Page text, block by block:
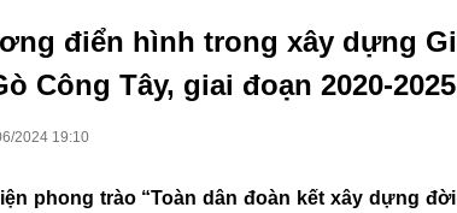
điển hình trong xây dựng
Công Tây, giai đoạn 2020-2025
2024 19:10
phong trào “Toàn dân đoàn kết xây dựng